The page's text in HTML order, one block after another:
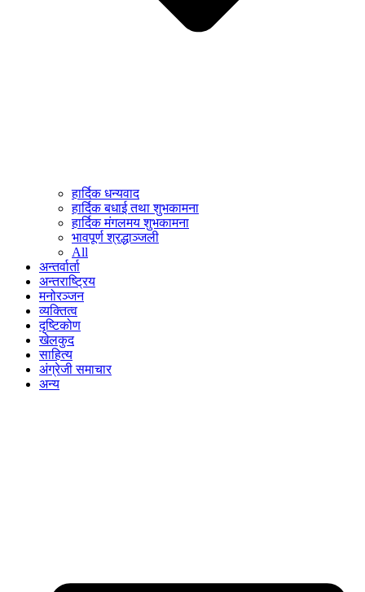
हार्दिक धन्यवाद
हार्दिक बधाई तथा शुभकामना
हार्दिक मंगलमय शुभकामना
भावपूर्ण श्रद्धाञ्जली
All
अन्तर्वार्ता
अन्तराष्ट्रिय
मनोरञ्जन
व्यक्तित्व
दृष्टिकोण
खेलकुद
साहित्य
अंग्रेजी समाचार
अन्य